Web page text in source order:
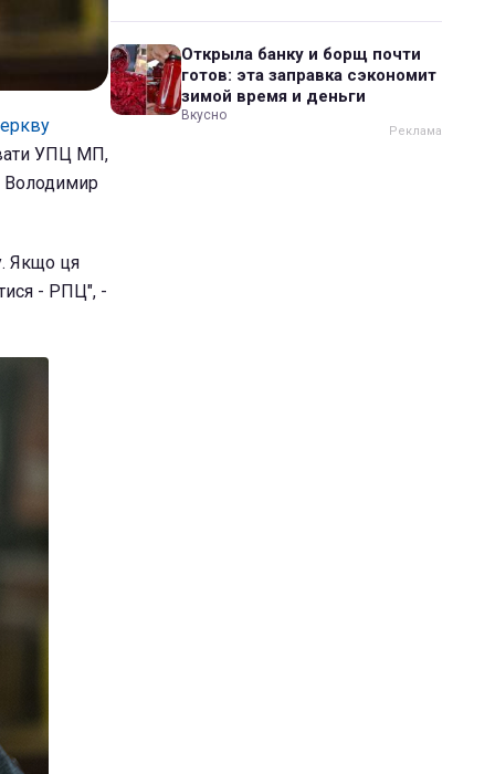
УПЦ МП,
Володимир
Якщо ця
- РПЦ", -
Открыла банку и борщ почти
готов: эта заправка сэкономит
зимой время и деньги
Вкусно